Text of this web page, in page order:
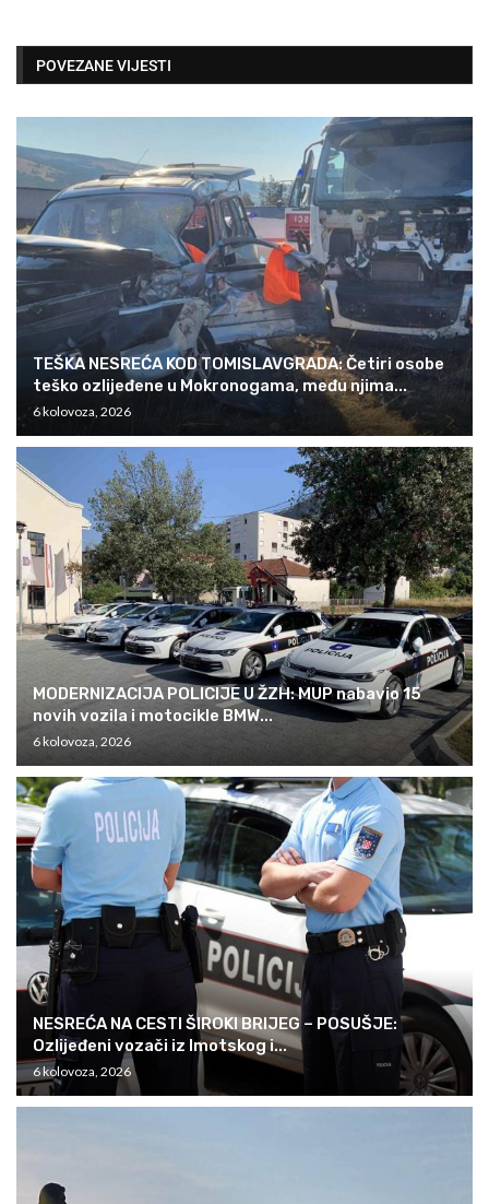
POVEZANE VIJESTI
TEŠKA NESREĆA KOD TOMISLAVGRADA: Četiri osobe
teško ozlijeđene u Mokronogama, među njima...
6 kolovoza, 2026
MODERNIZACIJA POLICIJE U ŽZH: MUP nabavio 15
novih vozila i motocikle BMW...
6 kolovoza, 2026
NESREĆA NA CESTI ŠIROKI BRIJEG – POSUŠJE:
Ozlijeđeni vozači iz Imotskog i...
6 kolovoza, 2026